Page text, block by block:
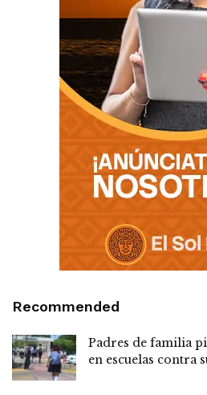
Recommended
Padres de familia
en escuelas contra